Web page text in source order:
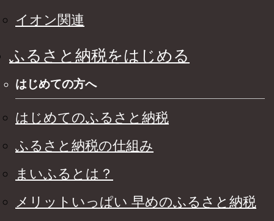
イオン関連
ふるさと納税をはじめる
はじめての方へ
はじめてのふるさと納税
ふるさと納税の仕組み
まいふるとは？
メリットいっぱい 早めのふるさと納税